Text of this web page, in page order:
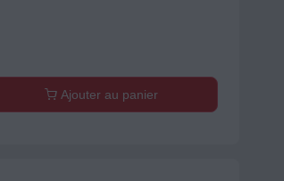
Ajouter au panier